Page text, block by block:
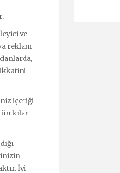
ve
reklam
içeriği
kılar.
İyi